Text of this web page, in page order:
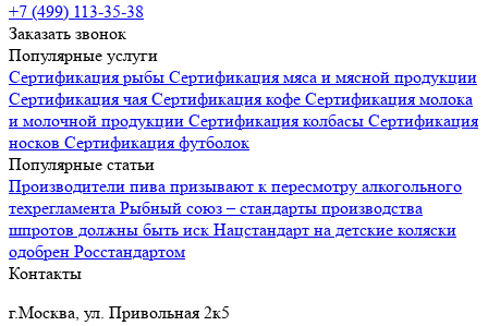
+7 (499) 113-35-38
Заказать звонок
Популярные услуги
Сертификация рыбы Сертификация мяса и мясной продукции
Сертификация чая Сертификация кофе Сертификация молока
и молочной продукции Сертификация колбасы Сертификация
носков Сертификация футболок
Популярные статьи
Производители пива призывают к пересмотру алкогольного
техрегламента Рыбный союз – стандарты производства
шпротов должны быть иск Нацстандарт на детские коляски
одобрен Росстандартом
Контакты
г.Москва, ул. Привольная 2к5